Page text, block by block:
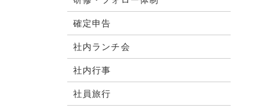
確定申告
社内ランチ会
社内行事
社員旅行